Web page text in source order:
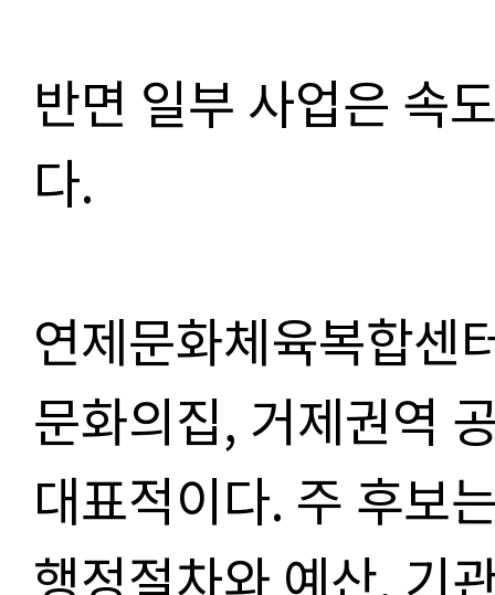
반면 일부 사업은 속
다.
연제문화체육복합센
문화의집, 거제권역
대표적이다. 주 후보
행정절차와 예산, 기